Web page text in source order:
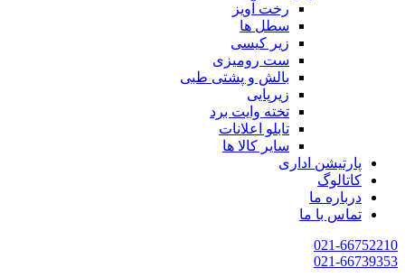
رخت آویز
سطل ها
زیر کیسی
ست رومیزی
بالش و پشتی طبی
زیرپایی
تخته وایت برد
تابلو اعلانات
سایر کالا ها
پارتیشن اداری
کاتالوگ
درباره ما
تماس با ما
021-66752210
021-66739353